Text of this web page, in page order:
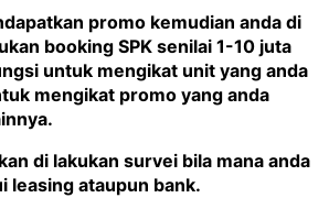
promo kemudian anda di
booking SPK senilai 1-10 juta
untuk mengikat unit yang anda
mengikat promo yang anda
di lakukan survei bila mana anda
leasing ataupun bank.